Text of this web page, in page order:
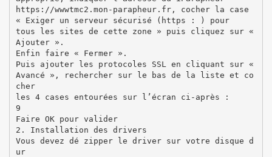
https://wwwtmc2.mon-parapheur.fr, cocher la case
« Exiger un serveur sécurisé (https : ) pour
tous les sites de cette zone » puis cliquez sur «
Ajouter ».
Enfin faire « Fermer ».
Puis ajouter les protocoles SSL en cliquant sur «
Avancé », rechercher sur le bas de la liste et co
cher
les 4 cases entourées sur l’écran ci-après :
9
Faire OK pour valider
2. Installation des drivers
Vous devez dé zipper le driver sur votre disque d
ur